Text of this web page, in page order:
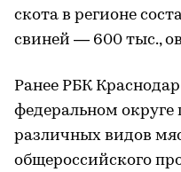
скота в регионе
свиней — 600 тыс.,
Ранее РБК Краснодар
федеральном округе
различных видов
общероссийского